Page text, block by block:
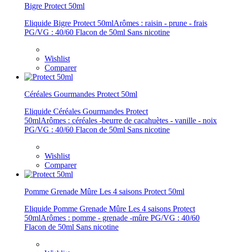
Bigre Protect 50ml
Eliquide Bigre Protect 50mlArômes : raisin - prune - frais
PG/VG : 40/60 Flacon de 50ml Sans nicotine
Wishlist
Comparer
Céréales Gourmandes Protect 50ml
Eliquide Céréales Gourmandes Protect
50mlArômes : céréales -beurre de cacahuètes - vanille - noix
PG/VG : 40/60 Flacon de 50ml Sans nicotine
Wishlist
Comparer
Pomme Grenade Mûre Les 4 saisons Protect 50ml
Eliquide Pomme Grenade Mûre Les 4 saisons Protect
50mlArômes : pomme - grenade -mûre PG/VG : 40/60
Flacon de 50ml Sans nicotine